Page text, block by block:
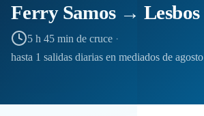
Ferry Samos → Lesbos
5 h 45 min de cruce ·
hasta 1 salidas diarias en mediados de agosto